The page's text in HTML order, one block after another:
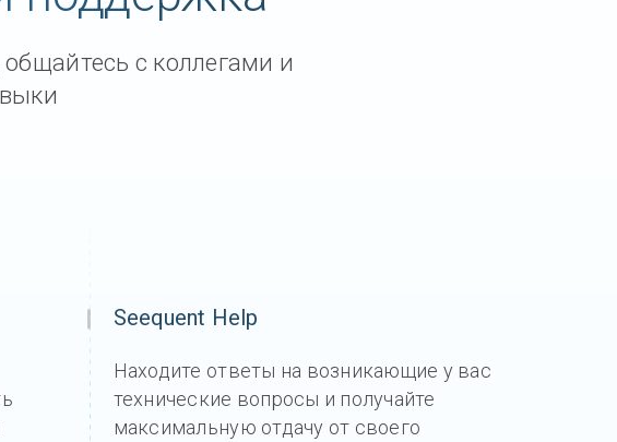
с коллегами и
Seequent Help
Находите ответы на возникающие у вас
технические вопросы и получайте
максимальную отдачу от своего